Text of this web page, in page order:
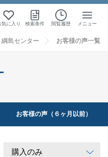
気に入り 検索条件 閲覧履歴 メニュー
綱島センター お客様の声一覧
お客様の声（６ヶ月以前）